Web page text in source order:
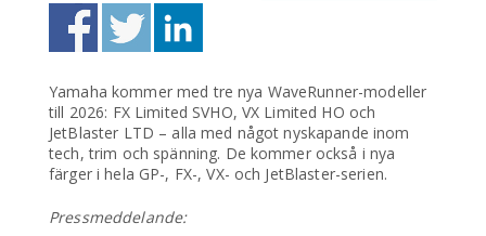
Yamaha kommer med tre nya WaveRunner-modeller
till 2026: FX Limited SVHO, VX Limited HO och
JetBlaster LTD – alla med något nyskapande inom
tech, trim och spänning. De kommer också i nya
färger i hela GP-, FX-, VX- och JetBlaster-serien.
Pressmeddelande: